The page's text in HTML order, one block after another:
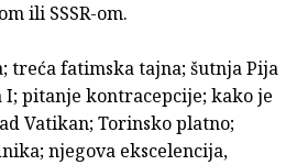
ili SSSR-om.
treća fatimska tajna; šutnja Pija
I; pitanje kontracepcije; kako je
Vatikan; Torinsko platno;
njegova ekscelencija,